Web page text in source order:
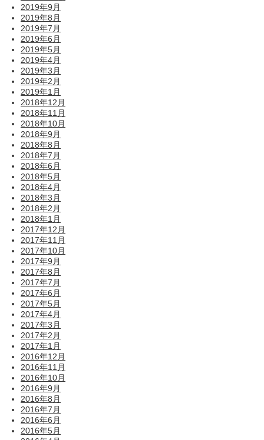
2019年9月
2019年8月
2019年7月
2019年6月
2019年5月
2019年4月
2019年3月
2019年2月
2019年1月
2018年12月
2018年11月
2018年10月
2018年9月
2018年8月
2018年7月
2018年6月
2018年5月
2018年4月
2018年3月
2018年2月
2018年1月
2017年12月
2017年11月
2017年10月
2017年9月
2017年8月
2017年7月
2017年6月
2017年5月
2017年4月
2017年3月
2017年2月
2017年1月
2016年12月
2016年11月
2016年10月
2016年9月
2016年8月
2016年7月
2016年6月
2016年5月